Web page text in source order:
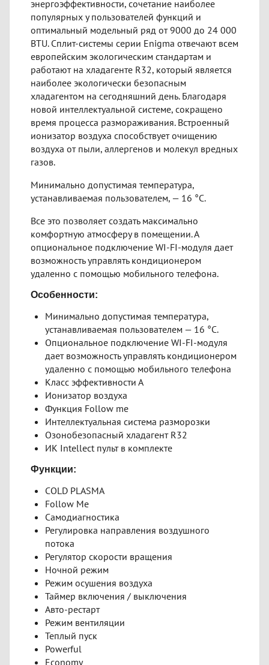
энергоэффективности, сочетание наиболее
популярных у пользователей функций и
оптимальный модельный ряд от 9000 до 24 000
BTU. Сплит-системы серии Enigma отвечают всем
европейским экологическим стандартам и
работают на хладагенте R32, который является
наиболее экологически безопасным
хладагентом на сегодняшний день. Благодаря
новой интеллектуальной системе, сокращено
время процесса размораживания. Встроенный
ионизатор воздуха способствует очищению
воздуха от пыли, аллергенов и молекул вредных
газов.
Минимально допустимая температура,
устанавливаемая пользователем, — 16 °С.
Все это позволяет создать максимально
комфортную атмосферу в помещении. А
опциональное подключение WI-FI-модуля дает
возможность управлять кондиционером
удаленно с помощью мобильного телефона.
Особенности:
Минимально допустимая температура,
устанавливаемая пользователем — 16 °С.
Опциональное подключение WI-FI-модуля
дает возможность управлять кондиционером
удаленно с помощью мобильного телефона
Класс эффективности А
Ионизатор воздуха
Функция Follow me
Интеллектуальная система разморозки
Озонобезопасный хладагент R32
ИК Intellect пульт в комплекте
Функции:
COLD PLASMA
Follow Me
Самодиагностика
Регулировка направления воздушного
потока
Регулятор скорости вращения
Ночной режим
Режим осушения воздуха
Таймер включения / выключения
Авто-рестарт
Режим вентиляции
Теплый пуск
Powerful
Economy